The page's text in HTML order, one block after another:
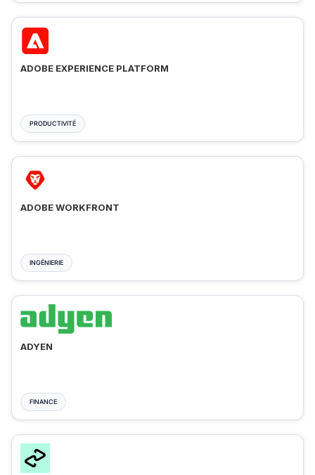
ADOBE EXPERIENCE PLATFORM
PRODUCTIVITÉ
ADOBE WORKFRONT
INGÉNIERIE
ADYEN
FINANCE